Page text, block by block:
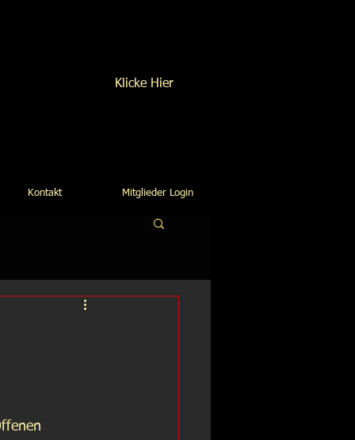
Klicke Hier
Kontakt Mitglieder Login